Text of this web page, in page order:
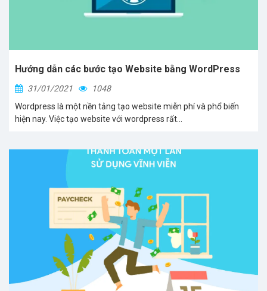
Hướng dẫn các bước tạo Website bằng WordPress
31/01/2021
1048
Wordpress là một nền tảng tạo website miễn phí và phổ biến
hiện nay. Việc tạo website với wordpress rất...